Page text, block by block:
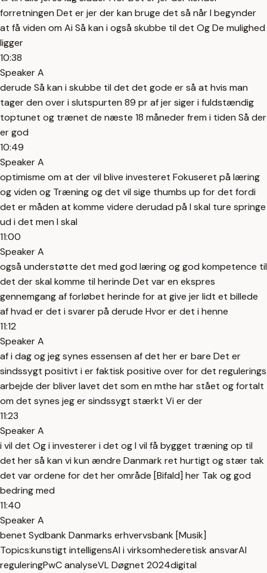
forretningen Det er jer der kan bruge det så når I begynder
at få viden om Ai Så kan i også skubbe til det Og De mulighed
ligger
10:38
Speaker A
derude Så kan i skubbe til det det gode er så at hvis man
tager den over i slutspurten 89 pr af jer siger i fuldstændig
toptunet og trænet de næste 18 måneder frem i tiden Så der
er god
10:49
Speaker A
optimisme om at der vil blive investeret Fokuseret på læring
og viden og Træning og det vil sige thumbs up for det fordi
det er måden at komme videre derudad på I skal ture springe
ud i det men I skal
11:00
Speaker A
også understøtte det med god læring og god kompetence til
det der skal komme til herinde Det var en ekspres
gennemgang af forløbet herinde for at give jer lidt et billede
af hvad er det i svarer på derude Hvor er det i henne
11:12
Speaker A
af i dag og jeg synes essensen af det her er bare Det er
sindssygt positivt i er faktisk positive over for det regulerings
arbejde der bliver lavet det som en mthe har stået og fortalt
om det synes jeg er sindssygt stærkt Vi er der
11:23
Speaker A
i vil det Og i investerer i det og I vil få bygget træning op til
det her så kan vi kun ændre Danmark ret hurtigt og stær tak
det var ordene for det her område [Bifald] her Tak og god
bedring med
11:40
Speaker A
benet Sydbank Danmarks erhvervsbank [Musik]
Topics:kunstigt intelligensAI i virksomhederetisk ansvarAI
reguleringPwC analyseVL Døgnet 2024digital